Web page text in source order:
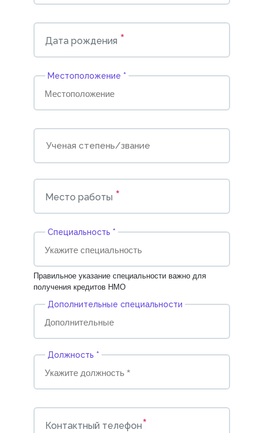
Дата рождения *
Местоположение *
Место работы *
Cпециальность *
Правильное указание специальности важно для
получения кредитов НМО
Дополнительные специальности
Должность *
Контактный телефон*